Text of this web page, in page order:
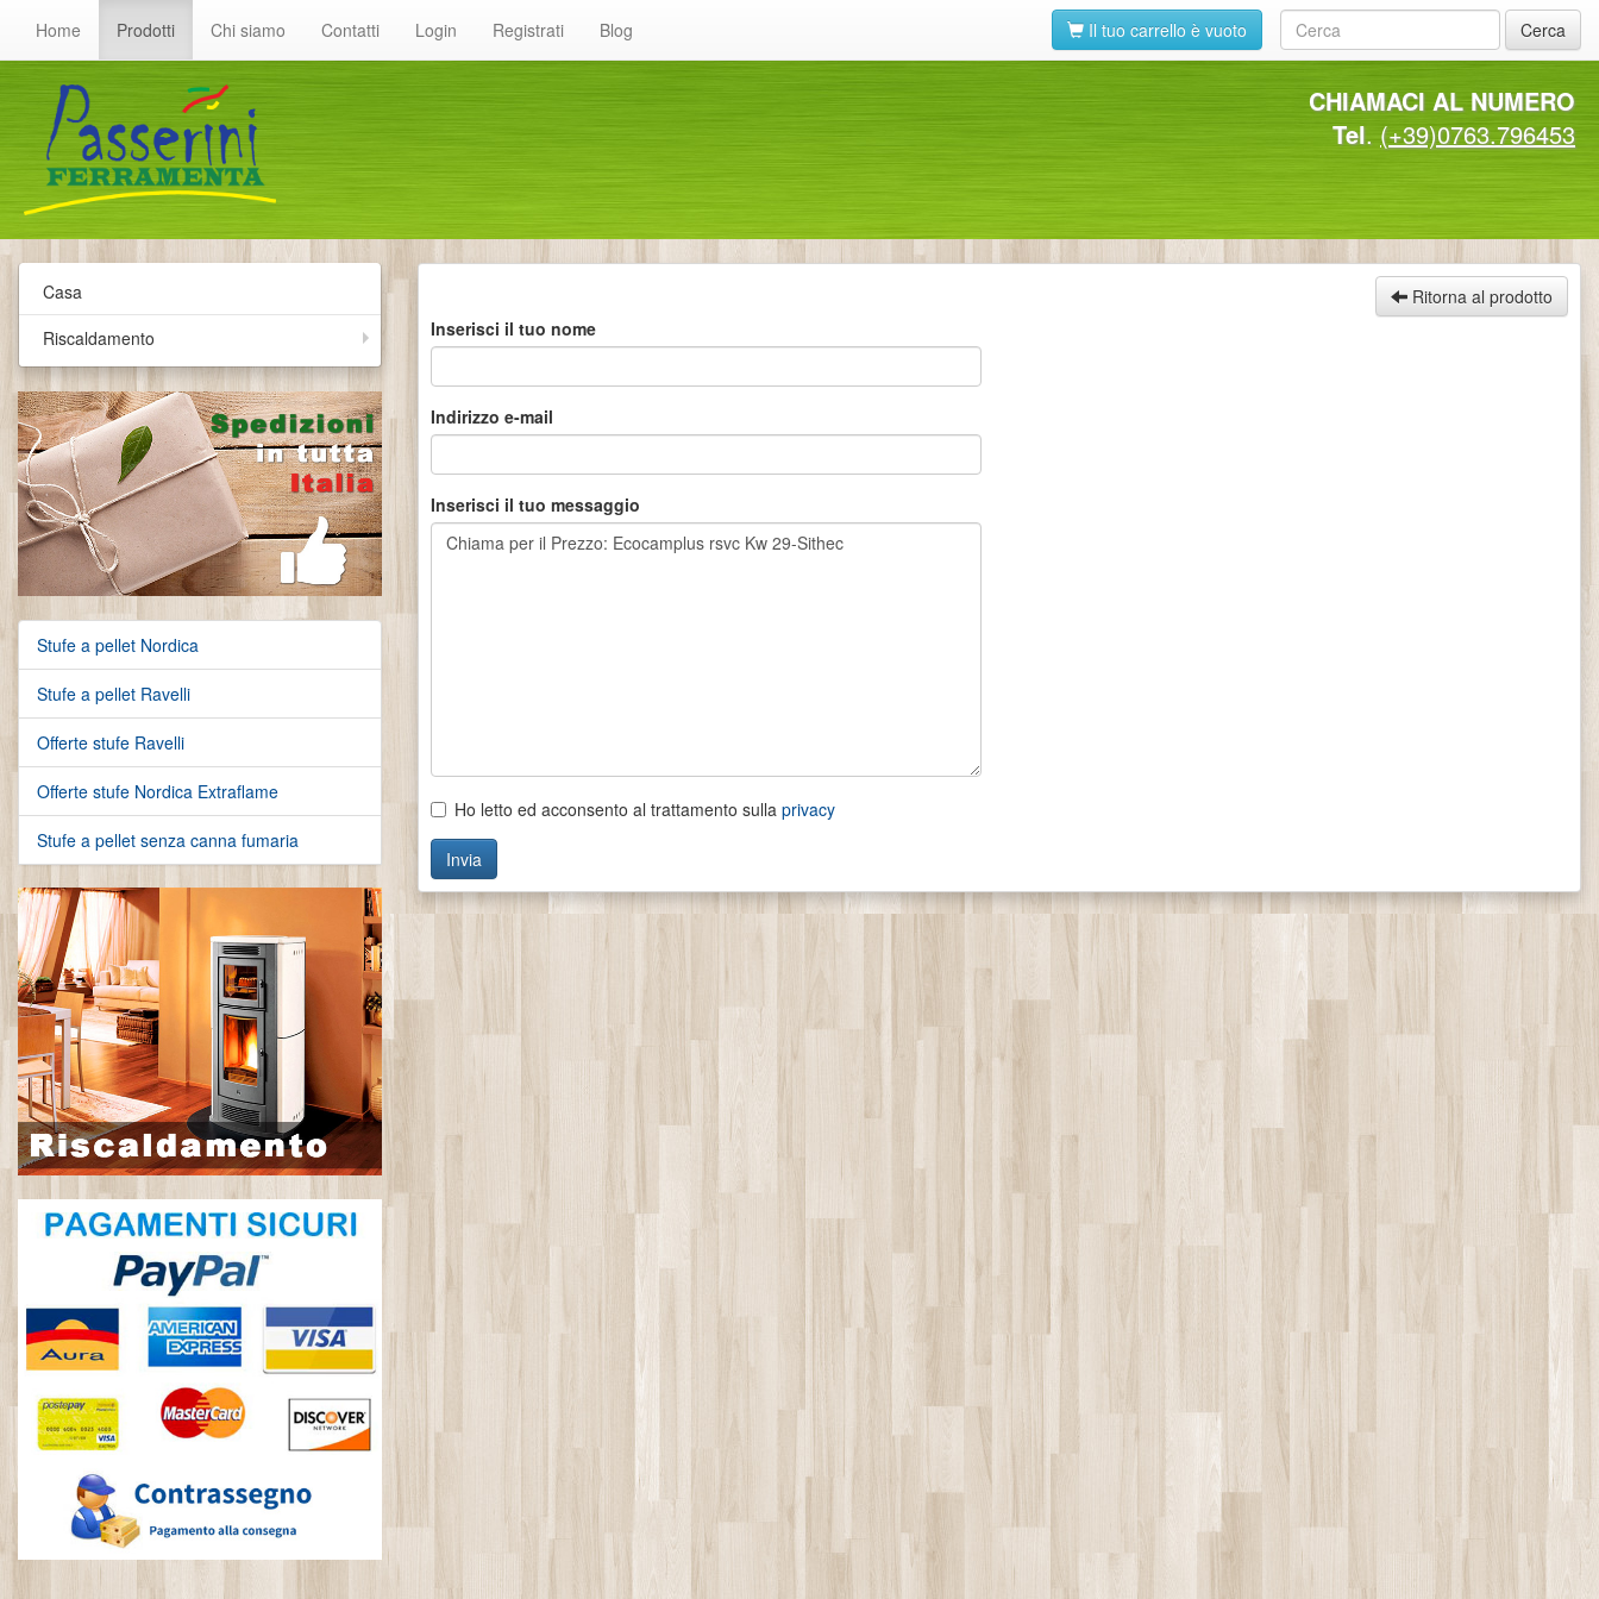
Cerca
Home Prodotti Chi siamo Contatti Login Registrati Blog Il tuo carrello è vuoto
CHIAMACI AL NUMERO
Tel. (+39)0763.796453
Casa
Riscaldamento
Stufe a pellet Nordica
Stufe a pellet Ravelli
Offerte stufe Ravelli
Offerte stufe Nordica Extraflame
Stufe a pellet senza canna fumaria
Ritorna al prodotto
Inserisci il tuo nome
Indirizzo e-mail
Inserisci il tuo messaggio
Ho letto ed acconsento al trattamento sulla privacy